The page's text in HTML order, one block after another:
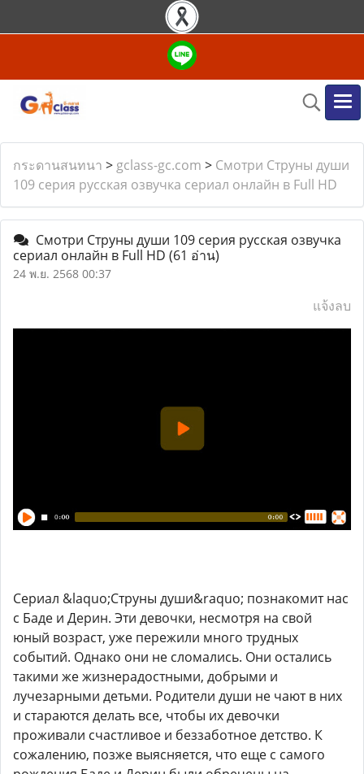
กระดานสนทนา > gclass-gc.com > Смотри Струны души
109 серия русская озвучка сериал онлайн в Full HD
Смотри Струны души 109 серия русская озвучка
сериал онлайн в Full HD (61 อ่าน)
24 พ.ย. 2568 00:37
แจ้งลบ
Сериал &laquo;Струны души&raquo; познакомит нас
с Баде и Дерин. Эти девочки, несмотря на свой
юный возраст, уже пережили много трудных
событий. Однако они не сломались. Они остались
такими же жизнерадостными, добрыми и
лучезарными детьми. Родители души не чают в них
и стараются делать все, чтобы их девочки
проживали счастливое и беззаботное детство. К
сожалению, позже выясняется, что еще с самого